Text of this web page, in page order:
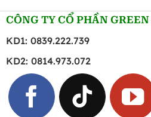
CÔNG TY CỔ PHẦN
KD1: 0839.222.739
KD2: 0814.973.072